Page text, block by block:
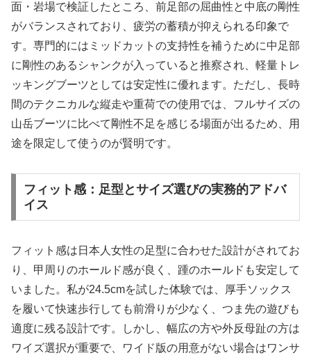
面・岩場で検証したところ、前足部の屈曲性と中底の剛性
がバランスされており、疲労の蓄積が抑えられる印象で
す。専門的にはミッドカットの支持性を補うために中足部
に剛性のあるシャンクが入っていると推察され、軽量トレ
ッキングブーツとしては安定性に優れます。ただし、長時
間のテクニカルな縦走や重荷での使用では、フルサイズの
山岳ブーツに比べて剛性不足を感じる場面が出るため、用
途を限定して使うのが賢明です。
フィット感：足型とサイズ選びの実務的アドバ
イス
フィット感は日本人女性の足型に合わせた設計がされてお
り、甲周りのホールド感が良く、踵のホールドも安定して
いました。私が24.5cmを試した体験では、厚手ソックス
を履いて快速歩行しても前滑りが少なく、つま先の遊びも
適度に残る設計です。しかし、幅広の方や外反母趾の方は
ワイズ選択が重要で、ワイド版の用意がない場合はワンサ